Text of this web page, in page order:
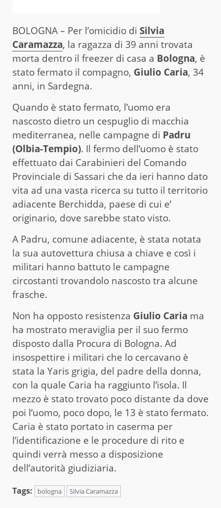
BOLOGNA – Per l’omicidio di Silvia
Caramazza, la ragazza di 39 anni trovata
morta dentro il freezer di casa a Bologna, è
stato fermato il compagno, Giulio Caria, 34
anni, in Sardegna.
Quando è stato fermato, l’uomo era
nascosto dietro un cespuglio di macchia
mediterranea, nelle campagne di Padru
(Olbia-Tempio). Il fermo dell’uomo è stato
effettuato dai Carabinieri del Comando
Provinciale di Sassari che da ieri hanno dato
vita ad una vasta ricerca su tutto il territorio
adiacente Berchidda, paese di cui e’
originario, dove sarebbe stato visto.
A Padru, comune adiacente, è stata notata
la sua autovettura chiusa a chiave e così i
militari hanno battuto le campagne
circostanti trovandolo nascosto tra alcune
frasche.
Non ha opposto resistenza Giulio Caria ma
ha mostrato meraviglia per il suo fermo
disposto dalla Procura di Bologna. Ad
insospettire i militari che lo cercavano è
stata la Yaris grigia, del padre della donna,
con la quale Caria ha raggiunto l’isola. Il
mezzo è stato trovato poco distante da dove
poi l’uomo, poco dopo, le 13 è stato fermato.
Caria è stato portato in caserma per
l’identificazione e le procedure di rito e
quindi verrà messo a disposizione
dell’autorità giudiziaria.
Tags: bologna Silvia Caramazza